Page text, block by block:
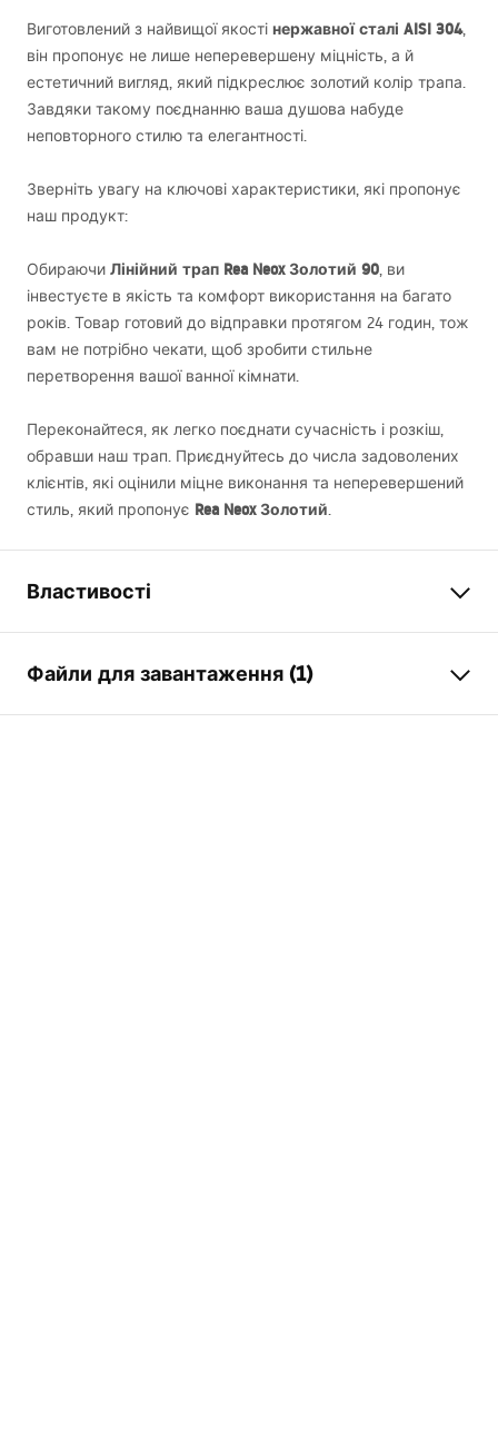
Виготовлений з найвищої якості нержавної сталі AISI 304,
він пропонує не лише неперевершену міцність, а й
естетичний вигляд, який підкреслює золотий колір трапа.
Завдяки такому поєднанню ваша душова набуде
неповторного стилю та елегантності.
Зверніть увагу на ключові характеристики, які пропонує
наш продукт:
Обираючи Лінійний трап Rea Neox Золотий 90, ви
інвестуєте в якість та комфорт використання на багато
років. Товар готовий до відправки протягом 24 годин, тож
вам не потрібно чекати, щоб зробити стильне
перетворення вашої ванної кімнати.
Переконайтеся, як легко поєднати сучасність і розкіш,
обравши наш трап. Приєднуйтесь до числа задоволених
клієнтів, які оцінили міцне виконання та неперевершений
стиль, який пропонує Rea Neox Золотий.
Властивості
Тип сифона
прямий
Довжина зливу (см)
90
Файли для завантаження (1)